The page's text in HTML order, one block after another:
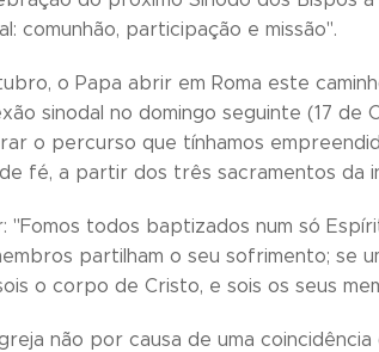
comunhão, participação e missão".
o Papa abrir em Roma este
sinodal no domingo seguinte (17 de
o percurso que tínhamos
fé, a partir dos três sacramentos da
"Fomos todos baptizados num só
partilham o seu sofrimento; se
o corpo de Cristo, e sois os seus
não por causa de uma